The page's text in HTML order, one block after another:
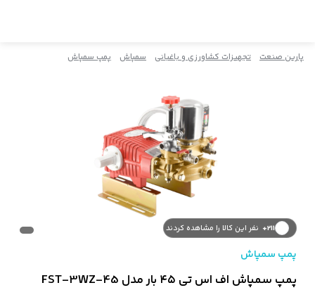
پارین صنعت تجهیزات کشاورزی و باغبانی سمپاش پمپ سمپاش
211+ نفر این کالا را مشاهده کردند
پمپ سمپاش
پمپ سمپاش اف اس تی ۴۵ بار مدل FST-3WZ-45